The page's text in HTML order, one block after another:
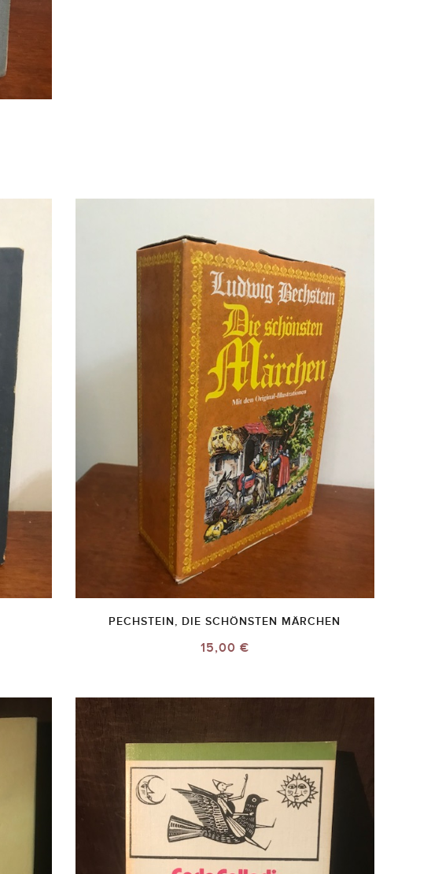
PECHSTEIN, DIE SCHÖNSTEN MÄRCHEN
15,00 €